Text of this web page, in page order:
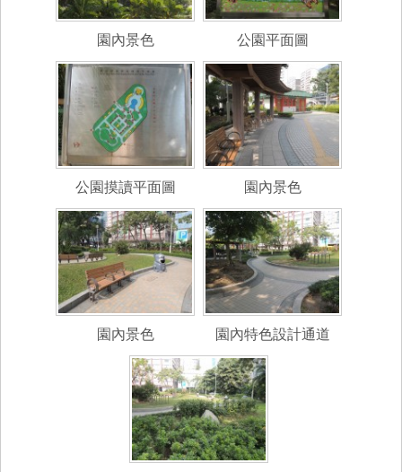
園內景色 公園平面圖
公園摸讀平面圖 園內景色
園內景色 園內特色設計通道